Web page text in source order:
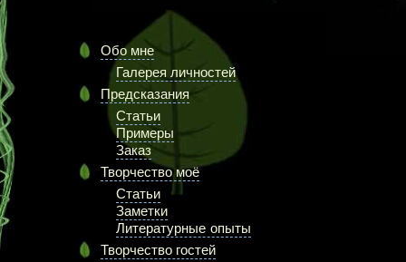
Обо мне
Галерея личностей
Предсказания
Статьи
Примеры
Заказ
Творчество моё
Статьи
Заметки
Литературные опыты
Творчество гостей